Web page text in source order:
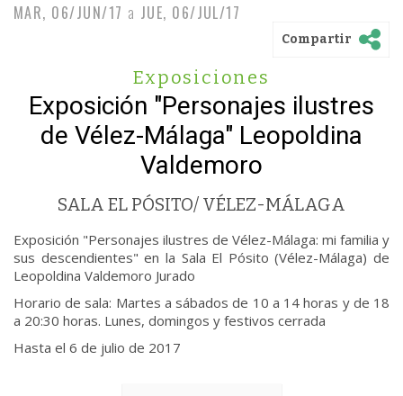
MAR, 06/JUN/17 a JUE, 06/JUL/17
Compartir
Exposiciones
Exposición "Personajes ilustres
de Vélez-Málaga" Leopoldina
Valdemoro
SALA EL PÓSITO/ VÉLEZ-MÁLAGA
Exposición "Personajes ilustres de Vélez-Málaga: mi familia y
sus descendientes" en la Sala El Pósito (Vélez-Málaga) de
Leopoldina Valdemoro Jurado
Horario de sala: Martes a sábados de 10 a 14 horas y de 18
a 20:30 horas. Lunes, domingos y festivos cerrada
Hasta el 6 de julio de 2017